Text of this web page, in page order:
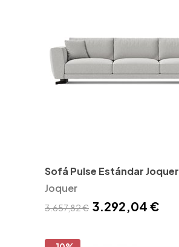
Sofá Pulse Estándar Joquer
Joquer
3.657,82 € 3.292,04 €